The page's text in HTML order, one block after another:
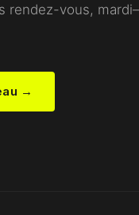
rendez-vous, mardi–
→